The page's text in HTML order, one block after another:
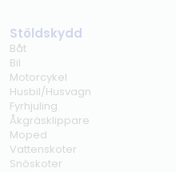
Stöldskydd
Båt
Bil
Motorcykel
Husbil/Husvagn
Fyrhjuling
Åkgräsklippare
Moped
Vattenskoter
Snöskoter